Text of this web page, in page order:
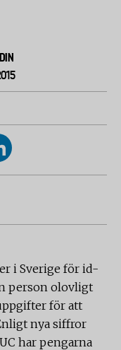
i Sverige för id-
person olovligt
för att
nya siffror
har pengarna